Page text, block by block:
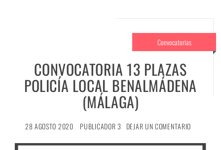
Convocatorias
CONVOCATORIA 13 PLAZAS
POLICÍA LOCAL BENALMÁDENA
(MÁLAGA)
28 AGOSTO 2020 PUBLICADOR 3 DEJAR UN COMENTARIO